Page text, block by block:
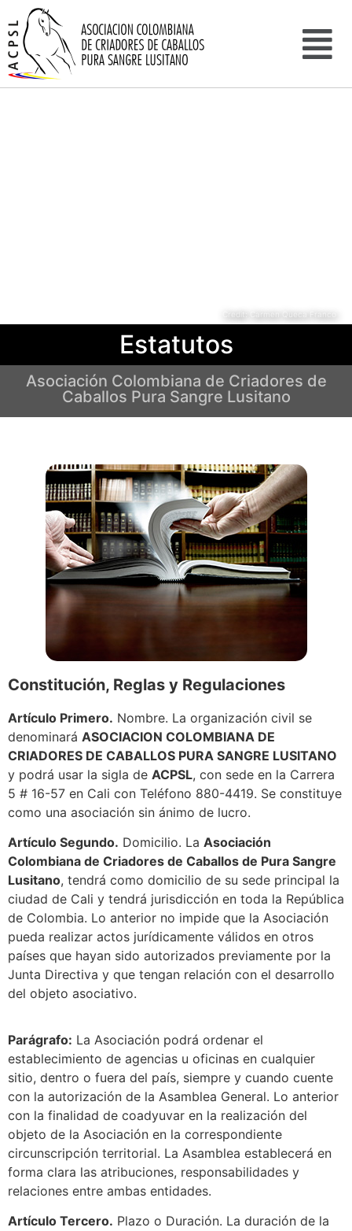
Credit: Carmen Queca Franco
Estatutos
Asociación Colombiana de Criadores de
Caballos Pura Sangre Lusitano
Constitución, Reglas y Regulaciones
Artículo Primero. Nombre. La organización civil se
denominará ASOCIACION COLOMBIANA DE
CRIADORES DE CABALLOS PURA SANGRE LUSITANO
y podrá usar la sigla de ACPSL, con sede en la Carrera
5 # 16-57 en Cali con Teléfono 880-4419. Se constituye
como una asociación sin ánimo de lucro.
Artículo Segundo. Domicilio. La Asociación
Colombiana de Criadores de Caballos de Pura Sangre
Lusitano, tendrá como domicilio de su sede principal la
ciudad de Cali y tendrá jurisdicción en toda la República
de Colombia. Lo anterior no impide que la Asociación
pueda realizar actos jurídicamente válidos en otros
países que hayan sido autorizados previamente por la
Junta Directiva y que tengan relación con el desarrollo
del objeto asociativo.
Parágrafo: La Asociación podrá ordenar el
establecimiento de agencias u oficinas en cualquier
sitio, dentro o fuera del país, siempre y cuando cuente
con la autorización de la Asamblea General. Lo anterior
con la finalidad de coadyuvar en la realización del
objeto de la Asociación en la correspondiente
circunscripción territorial. La Asamblea establecerá en
forma clara las atribuciones, responsabilidades y
relaciones entre ambas entidades.
Artículo Tercero. Plazo o Duración. La duración de la